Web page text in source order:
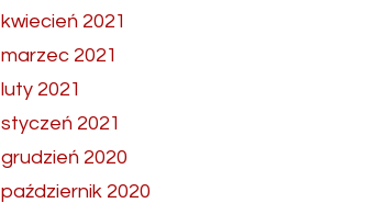
kwiecień 2021
marzec 2021
luty 2021
styczeń 2021
grudzień 2020
październik 2020